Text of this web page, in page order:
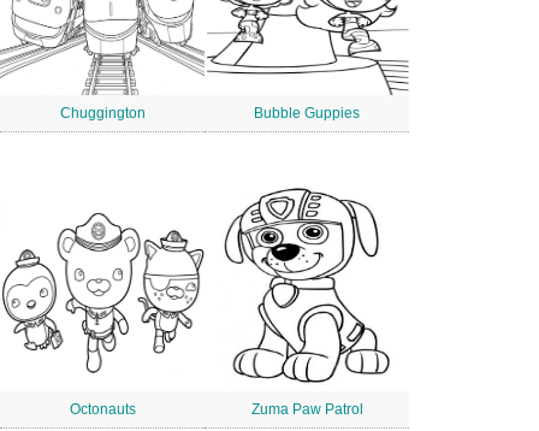
Chuggington Bubble Guppies
Octonauts Zuma Paw Patrol